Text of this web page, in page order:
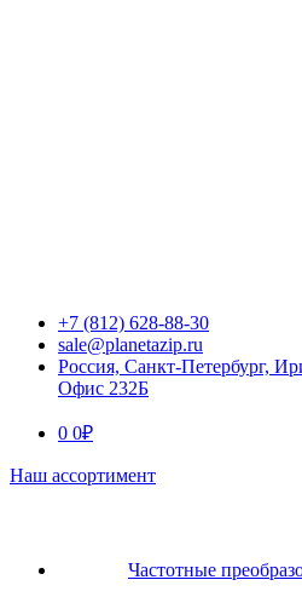
+7 (812) 628-88-30
sale@planetazip.ru
Россия, Санкт-Петербург,
Офис 232Б
0 0₽
Наш ассортимент
Частотные